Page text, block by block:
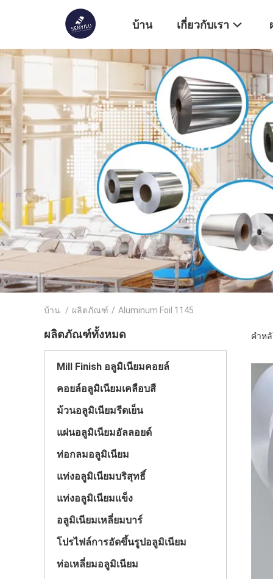
บ้าน เกี่ยวกับเรา
บ้าน / ผลิตภัณฑ์ / Aluminum Foil 1145
ผลิตภัณฑ์ทั้งหมด
Mill Finish อลูมิเนียมคอยล์
คอยล์อลูมิเนียมเคลือบสี
ม้วนอลูมิเนียมรีดเย็น
แผ่นอลูมิเนียมอัลลอยด์
ท่อกลมอลูมิเนียม
แท่งอลูมิเนียมบริสุทธิ์
แท่งอลูมิเนียมแข็ง
อลูมิเนียมเหลี่ยมบาร์
โปรไฟล์การอัดขึ้นรูปอลูมิเนียม
ท่อเหลี่ยมอลูมิเนียม
คำห